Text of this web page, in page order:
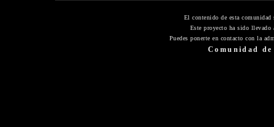
El contenido de esta
Este proyecto ha sido
Puedes ponerte en contacto con la
Comunidad